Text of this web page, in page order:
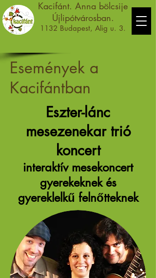
Kacifánt. Anna bölcsije
Újlipótvárosban.
1132 Budapest, Alig u. 3.
Események a
Kacifántban
Eszter-lánc
mesezenekar trió
koncert
interaktív mesekoncert
gyerekeknek és
gyereklelkű felnőtteknek